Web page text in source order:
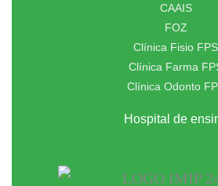
CAAIS
FOZ
Clínica Fisio FPS
Clínica Farma
Clínica Odonto
Hospital de